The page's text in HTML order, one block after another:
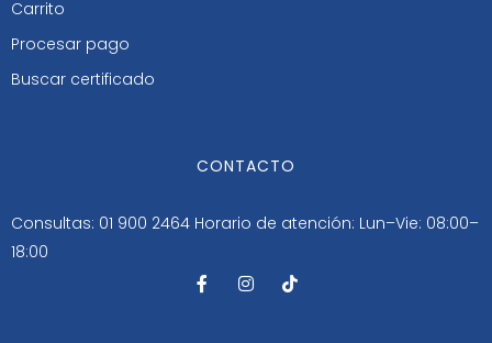
Carrito
Procesar pago
Buscar certificado
CONTACTO
Consultas: 01 900 2464 Horario de atención: Lun–Vie: 08:00–
18:00
F
a
I
n
T
i